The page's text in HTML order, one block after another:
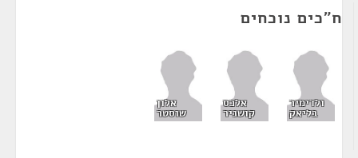
ח"כים נוכחים
ולדימיר
בליאק
אלכס
קושניר
אלון
שוסטר